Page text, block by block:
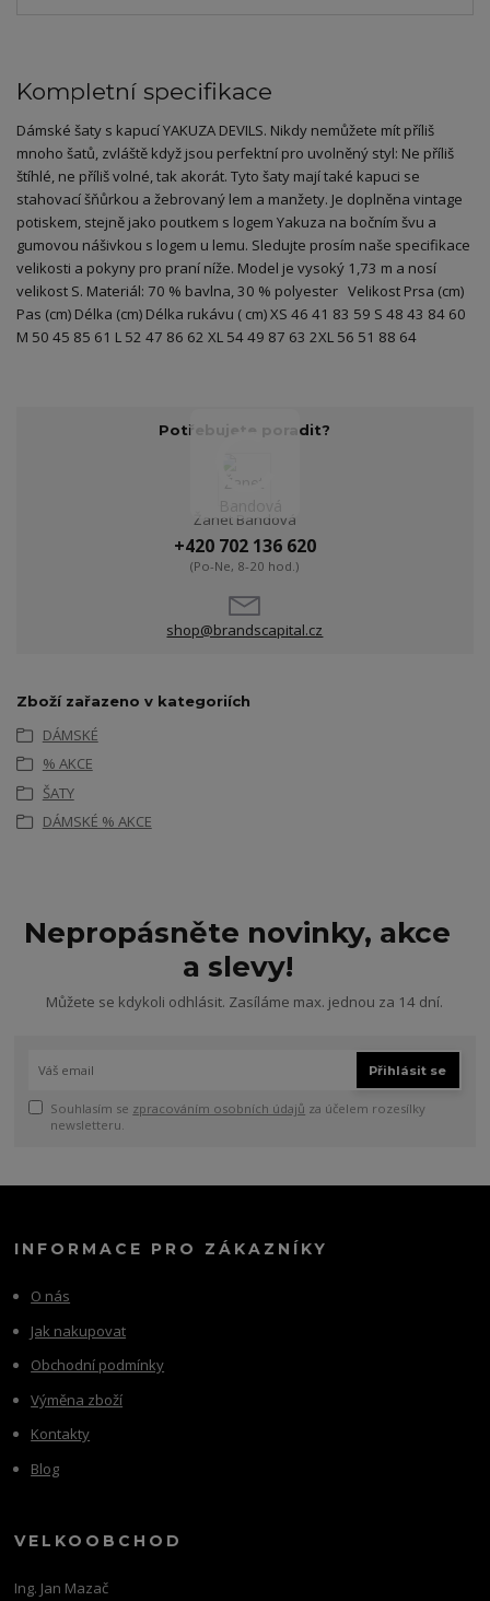
Kompletní specifikace
Dámské šaty s kapucí YAKUZA DEVILS. Nikdy nemůžete mít příliš
mnoho šatů, zvláště když jsou perfektní pro uvolněný styl: Ne příliš
štíhlé, ne příliš volné, tak akorát. Tyto šaty mají také kapuci se
stahovací šňůrkou a žebrovaný lem a manžety. Je doplněna vintage
potiskem, stejně jako poutkem s logem Yakuza na bočním švu a
gumovou nášivkou s logem u lemu. Sledujte prosím naše specifikace
velikosti a pokyny pro praní níže. Model je vysoký 1,73 m a nosí
velikost S. Materiál: 70 % bavlna, 30 % polyester Velikost Prsa (cm)
Pas (cm) Délka (cm) Délka rukávu ( cm) XS 46 41 83 59 S 48 43 84 60
M 50 45 85 61 L 52 47 86 62 XL 54 49 87 63 2XL 56 51 88 64
Potřebujete poradit?
Žanet Bandová
+420 702 136 620
(Po-Ne, 8-20 hod.)
shop@brandscapital.cz
Zboží zařazeno v kategoriích
DÁMSKÉ
% AKCE
ŠATY
DÁMSKÉ % AKCE
Nepropásněte novinky, akce
a slevy!
Můžete se kdykoli odhlásit. Zasíláme max. jednou za 14 dní.
Přihlásit se
Souhlasím se zpracováním osobních údajů za účelem rozesílky
newsletteru.
INFORMACE PRO ZÁKAZNÍKY
O nás
Jak nakupovat
Obchodní podmínky
Výměna zboží
Kontakty
Blog
VELKOOBCHOD
Ing. Jan Mazač